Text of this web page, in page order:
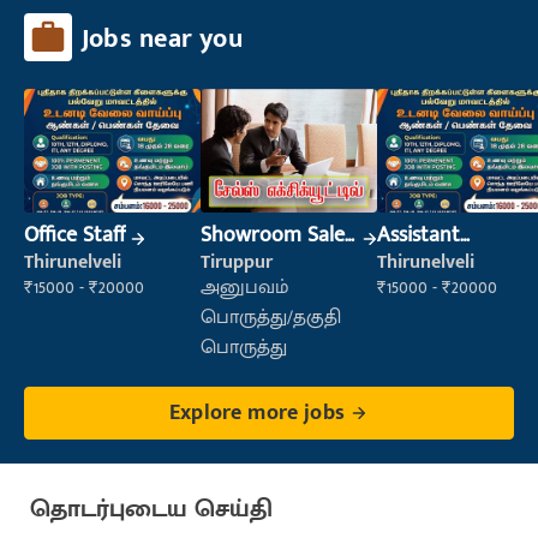
Jobs near you
Office Staff
Thirunelveli
₹15000 - ₹20000
Showroom Sales
Executive (Retail
Sales)
Tiruppur
அனுபவம்
பொருத்து/தகுதி
பொருத்து
Assistant
Manager
Thirunelveli
₹15000 - ₹20000
Explore more jobs
தொடர்புடைய செய்தி